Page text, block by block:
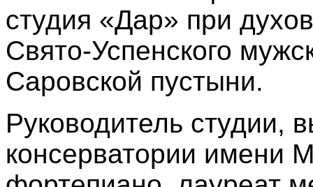
студия «Дар» при
Свято‑Успенского
Саровской пустыни.
Руководитель студии,
консерватории имени